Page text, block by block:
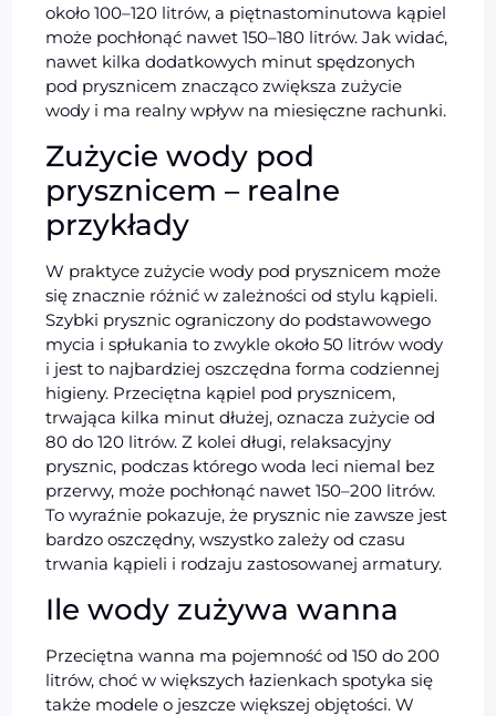
około 100–120 litrów, a piętnastominutowa kąpiel
może pochłonąć nawet 150–180 litrów. Jak widać,
nawet kilka dodatkowych minut spędzonych
pod prysznicem znacząco zwiększa zużycie
wody i ma realny wpływ na miesięczne rachunki.
Zużycie wody pod
prysznicem – realne
przykłady
W praktyce zużycie wody pod prysznicem może
się znacznie różnić w zależności od stylu kąpieli.
Szybki prysznic ograniczony do podstawowego
mycia i spłukania to zwykle około 50 litrów wody
i jest to najbardziej oszczędna forma codziennej
higieny. Przeciętna kąpiel pod prysznicem,
trwająca kilka minut dłużej, oznacza zużycie od
80 do 120 litrów. Z kolei długi, relaksacyjny
prysznic, podczas którego woda leci niemal bez
przerwy, może pochłonąć nawet 150–200 litrów.
To wyraźnie pokazuje, że prysznic nie zawsze jest
bardzo oszczędny, wszystko zależy od czasu
trwania kąpieli i rodzaju zastosowanej armatury.
Ile wody zużywa wanna
Przeciętna wanna ma pojemność od 150 do 200
litrów, choć w większych łazienkach spotyka się
także modele o jeszcze większej objętości. W